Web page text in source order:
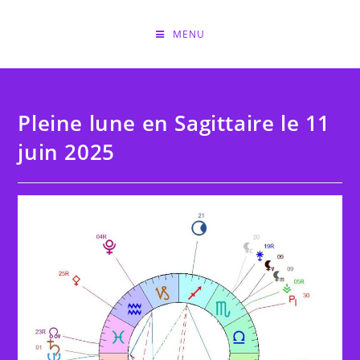
MENU
Pleine lune en Sagittaire le 11
juin 2025